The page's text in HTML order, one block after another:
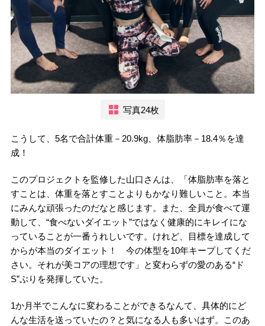
写真24枚
こうして、5名で合計体重－20.9kg、体脂肪率－18.4％を達
成！
このプロジェクトを監修した山口さんは、「体脂肪率を落と
すことは、体重を落とすことよりもかなり難しいこと。本当
にみんな頑張ったのだなと感じます。また、全員が食べて運
動して、“食べないダイエット”ではなく健康的にキレイにな
っていることが一番うれしいです。けれど、目標を達成して
からが本当のダイエット！ 今の体型を10年キープしてくだ
さい。それが美コアの理想です」と変わらずの愛のある“ド
S”ぶりを発揮していた。
1か月半でこんなに変わることができるなんて、具体的にど
んな生活を送っていたの？と気になる人も多いはず。このあ